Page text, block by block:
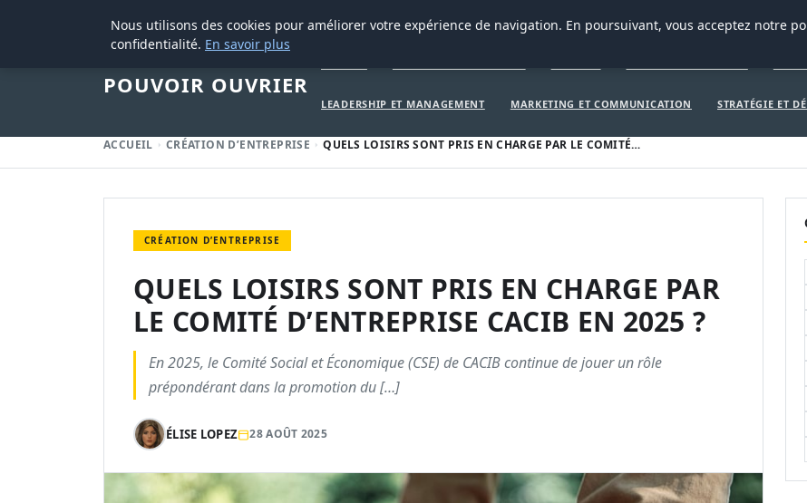
POUVOIR OUVRIER
LEADERSHIP ET MANAGEMENT MARKETING ET COMMUNICATION STRATÉGIE ET
ACCUEIL CRÉATION D’ENTREPRISE QUELS LOISIRS SONT PRIS EN CHARGE PAR LE COMITÉ…
CRÉATION D’ENTREPRISE
QUELS LOISIRS SONT PRIS EN CHARGE PAR
LE COMITÉ D’ENTREPRISE CACIB EN 2025 ?
En 2025, le Comité Social et Économique (CSE) de CACIB continue de jouer un rôle
prépondérant dans la promotion du […]
ÉLISE LOPEZ 28 AOÛT 2025
Nous utilisons des cookies pour améliorer votre expérience de navigation. En poursuivant, vous acceptez notre
confidentialité. En savoir plus